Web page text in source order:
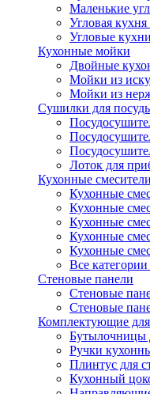
Маленькие
Угловая
Угловые
Кухонные мойки
Двойные
Мойки из
Мойки из
Сушилки для
Лоток для
Кухонные смесители
Кухонные
Кухонные
Кухонные
Кухонные
Кухонные
Все
Стеновые панели
Стеновые
Стеновые
Комплектующие
Бутылочницы
Ручки
Плинтус для
Кухонный